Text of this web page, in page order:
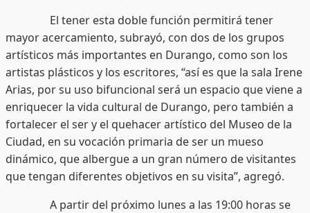
El tener esta doble función permitirá tener
mayor acercamiento, subrayó, con dos de los grupos
artísticos más importantes en Durango, como son los
artistas plásticos y los escritores, “así es que la sala Irene
Arias, por su uso bifuncional será un espacio que viene a
enriquecer la vida cultural de Durango, pero también a
fortalecer el ser y el quehacer artístico del Museo de la
Ciudad, en su vocación primaria de ser un mueso
dinámico, que albergue a un gran número de visitantes
que tengan diferentes objetivos en su visita”, agregó.
A partir del próximo lunes a las 19:00 horas se